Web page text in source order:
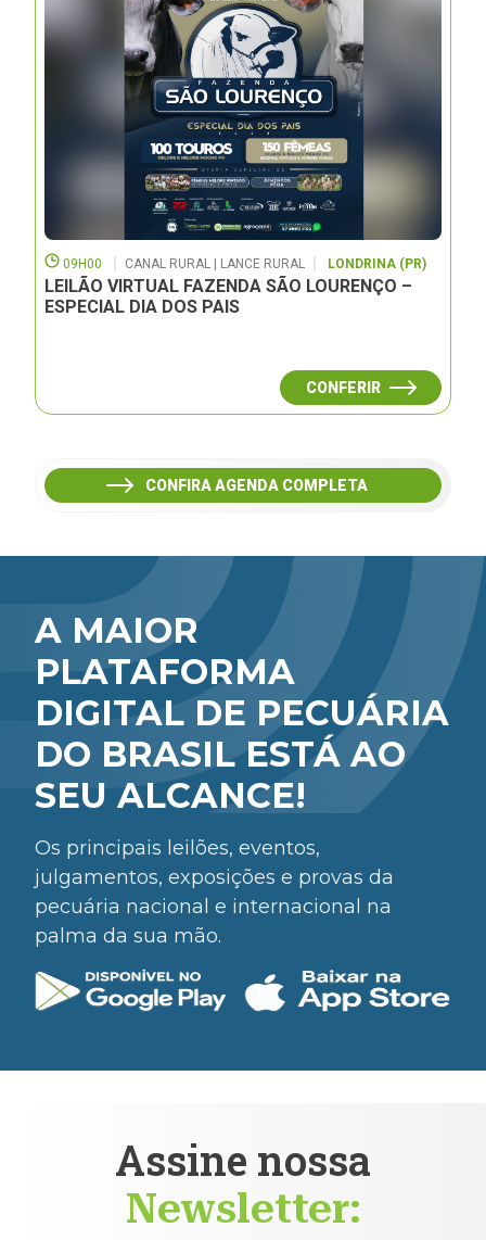
09H00 CANAL RURAL | LANCE RURAL LONDRINA (PR)
LEILÃO VIRTUAL FAZENDA SÃO LOURENÇO –
ESPECIAL DIA DOS PAIS
CONFERIR
CONFIRA AGENDA COMPLETA
A MAIOR
PLATAFORMA
DIGITAL DE PECUÁRIA
DO BRASIL ESTÁ AO
SEU ALCANCE!
Os principais leilões, eventos,
julgamentos, exposições e provas da
pecuária nacional e internacional na
palma da sua mão.
Assine nossa
Newsletter: